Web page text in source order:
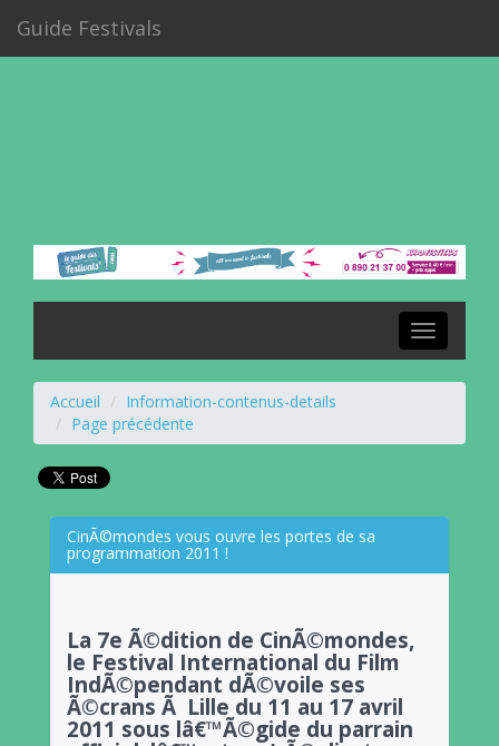
Guide Festivals
Toggle
navigation
Accueil
Information-contenus-details
Page précédente
CinÃ©mondes vous ouvre les portes de sa
programmation 2011 !
La 7e Ã©dition de CinÃ©mondes,
le Festival International du Film
IndÃ©pendant dÃ©voile ses
Ã©crans Ã Lille du 11 au 17 avril
2011 sous lâ€™Ã©gide du parrain